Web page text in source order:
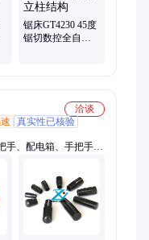
锯床GT4230 45度
锯切数控全自动
洽谈
真实性已核验
手、配电箱、手把手、
手、显示器、门拉手、
、波纹把手、折叠合
柄螺母、尼龙手轮、门